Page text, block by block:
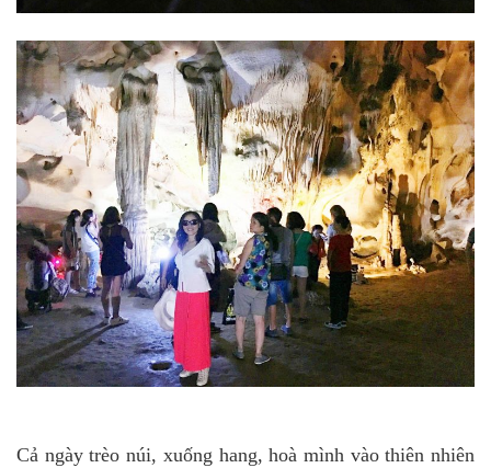
Cả ngày trèo núi, xuống hang, hoà mình vào thiên nhiên